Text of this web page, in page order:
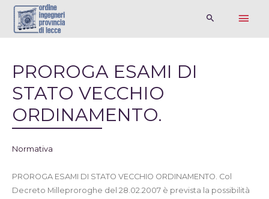
PROROGA ESAMI DI
STATO VECCHIO
ORDINAMENTO.
Normativa
PROROGA ESAMI DI STATO VECCHIO ORDINAMENTO. Col
Decreto Milleproroghe del 28.02.2007 è prevista la possibilità